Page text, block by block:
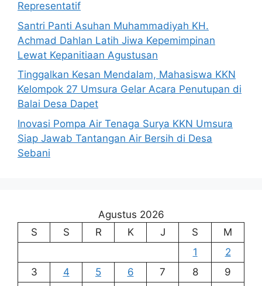
Representatif
Santri Panti Asuhan Muhammadiyah KH.
Achmad Dahlan Latih Jiwa Kepemimpinan
Lewat Kepanitiaan Agustusan
Tinggalkan Kesan Mendalam, Mahasiswa KKN
Kelompok 27 Umsura Gelar Acara Penutupan di
Balai Desa Dapet
Inovasi Pompa Air Tenaga Surya KKN Umsura
Siap Jawab Tantangan Air Bersih di Desa
Sebani
Agustus 2026
S
S R K J S
M
1
2
3
4 5 6 7 8
9